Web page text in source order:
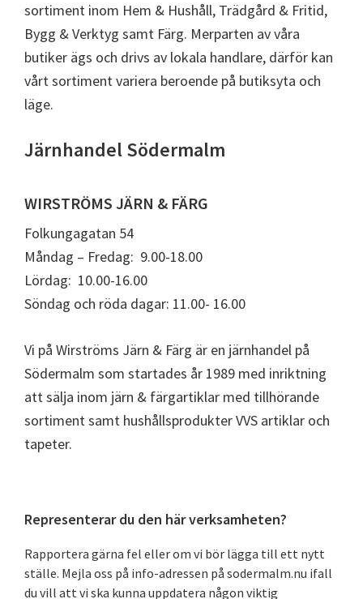
sortiment inom Hem & Hushåll, Trädgård & Fritid,
Bygg & Verktyg samt Färg. Merparten av våra
butiker ägs och drivs av lokala handlare, därför kan
vårt sortiment variera beroende på butiksyta och
läge.
Järnhandel Södermalm
WIRSTRÖMS JÄRN & FÄRG
Folkungagatan 54
Måndag – Fredag: 9.00-18.00
Lördag: 10.00-16.00
Söndag och röda dagar: 11.00- 16.00
Vi på Wirströms Järn & Färg är en järnhandel på
Södermalm som startades år 1989 med inriktning
att sälja inom järn & färgartiklar med tillhörande
sortiment samt hushållsprodukter VVS artiklar och
tapeter.
Primärt
sidofält
Representerar du den här verksamheten?
Rapportera gärna fel eller om vi bör lägga till ett nytt
ställe. Mejla oss på info-adressen på sodermalm.nu ifall
du vill att vi ska kunna uppdatera någon viktig